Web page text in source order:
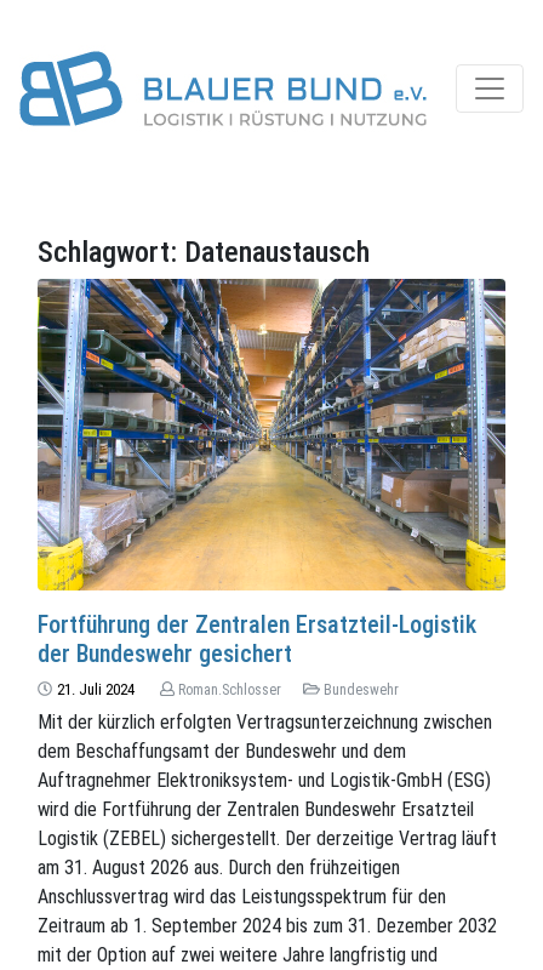
Schlagwort: Datenaustausch
Fortführung der Zentralen Ersatzteil-Logistik
der Bundeswehr gesichert
21. Juli 2024 Roman.Schlosser Bundeswehr
Mit der kürzlich erfolgten Vertragsunterzeichnung zwischen
dem Beschaffungsamt der Bundeswehr und dem
Auftragnehmer Elektroniksystem- und Logistik-GmbH (ESG)
wird die Fortführung der Zentralen Bundeswehr Ersatzteil
Logistik (ZEBEL) sichergestellt. Der derzeitige Vertrag läuft
am 31. August 2026 aus. Durch den frühzeitigen
Anschlussvertrag wird das Leistungsspektrum für den
Zeitraum ab 1. September 2024 bis zum 31. Dezember 2032
mit der Option auf zwei weitere Jahre langfristig und